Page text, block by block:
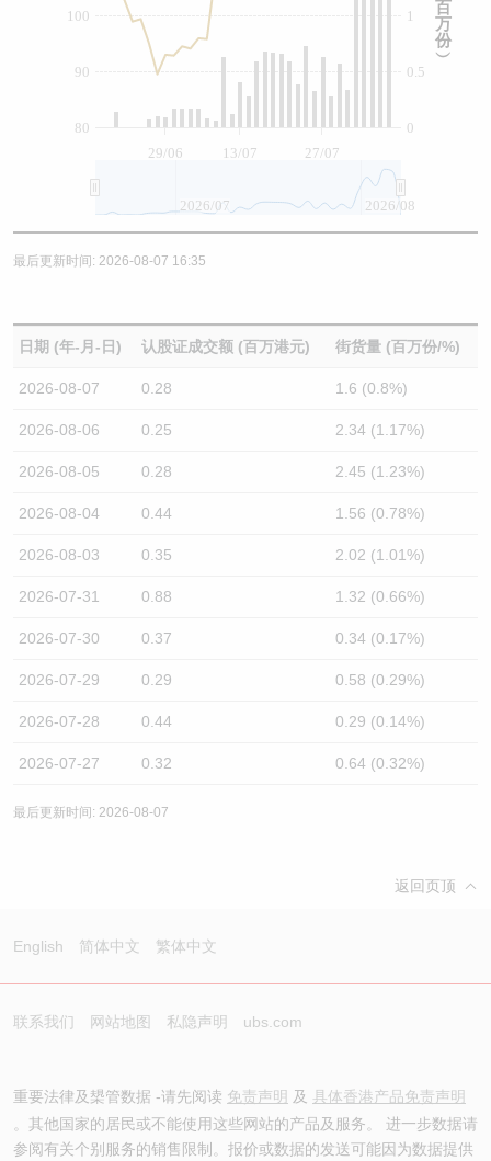
29/06 13/07 27/07
0
0.5
1
80
90
100
2026/07 2026/08
百
万
份
︶
最后更新时间: 2026-08-07 16:35
日期 (年-月-日) 认股证成交额 (百万港元) 街货量 (百万份/%)
2026-08-07 0.28 1.6 (0.8%)
2026-08-06 0.25 2.34 (1.17%)
2026-08-05 0.28 2.45 (1.23%)
2026-08-04 0.44 1.56 (0.78%)
2026-08-03 0.35 2.02 (1.01%)
2026-07-31 0.88 1.32 (0.66%)
2026-07-30 0.37 0.34 (0.17%)
2026-07-29 0.29 0.58 (0.29%)
2026-07-28 0.44 0.29 (0.14%)
2026-07-27 0.32 0.64 (0.32%)
最后更新时间: 2026-08-07
返回页顶
English 简体中文 繁体中文
联系我们 网站地图 私隐声明 ubs.com
重要法律及槼管数据 -请先阅读 免责声明 及 具体香港产品免责声明
。其他国家的居民或不能使用这些网站的产品及服务。 进一步数据请
参阅有关个别服务的销售限制。报价或数据的发送可能因为数据提供